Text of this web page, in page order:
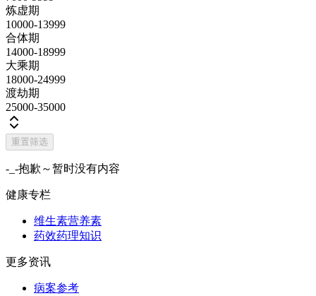
炼虚期
10000-13999
合体期
14000-18999
大乘期
18000-24999
渡劫期
25000-35000
重置筛选
-_-抱歉～暂时没有内容
健康专栏
维生素营养素
药效药理知识
更多资讯
病案参考